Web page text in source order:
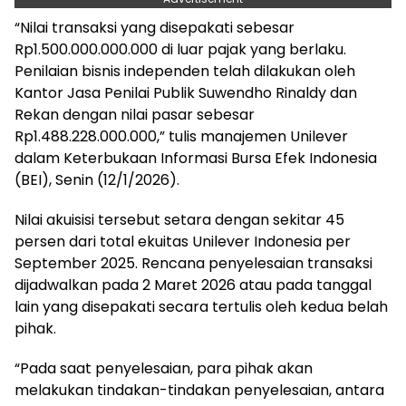
“Nilai transaksi yang disepakati sebesar
Rp1.500.000.000.000 di luar pajak yang berlaku.
Penilaian bisnis independen telah dilakukan oleh
Kantor Jasa Penilai Publik Suwendho Rinaldy dan
Rekan dengan nilai pasar sebesar
Rp1.488.228.000.000,” tulis manajemen Unilever
dalam Keterbukaan Informasi Bursa Efek Indonesia
(BEI), Senin (12/1/2026).
Nilai akuisisi tersebut setara dengan sekitar 45
persen dari total ekuitas Unilever Indonesia per
September 2025. Rencana penyelesaian transaksi
dijadwalkan pada 2 Maret 2026 atau pada tanggal
lain yang disepakati secara tertulis oleh kedua belah
pihak.
“Pada saat penyelesaian, para pihak akan
melakukan tindakan-tindakan penyelesaian, antara